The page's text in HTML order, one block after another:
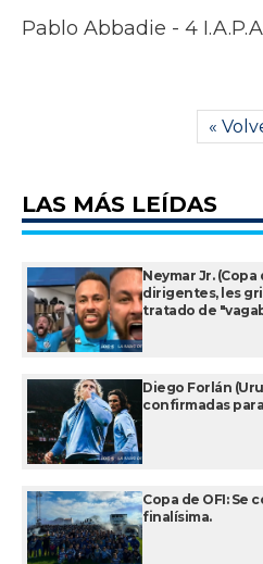
Pablo Abbadie - 4 I.A.P.A
«
LAS MÁS LEÍDAS
Neymar Jr.
dirigentes, les
tratado de
Diego Forlán
confirmadas
Copa de OFI: Se
finalísima.